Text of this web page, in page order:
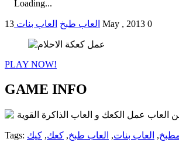
Loading...
العاب طبخ العاب بنات 13 May , 2013 0
PLAY NOW!
GAME INFO
عمل الكعك و العاب الذاكرة القوية
Tags: , العاب بنات, العاب طبخ, كعك, كيك